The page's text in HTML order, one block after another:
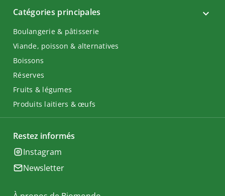
Catégories principales
Boulangerie & pâtisserie
Viande, poisson & alternatives
Boissons
Réserves
Fruits & légumes
Produits laitiers & œufs
Restez informés
Instagram
Newsletter